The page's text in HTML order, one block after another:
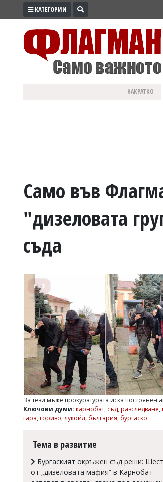
ПРОМО
ВОЙНАТА
РАЗСЛЕДВАНЕ
Управители:
Веселин
Василев,
v.vasilev@flagman.bg
Касабова,
k.kassabova@flagman.bg
Главен
редактор:
Колев,
Коментарите
КАТЕГОРИИ
НАКРАТКО
Само във
"дизеловата
съда
За тези мъже прокуратурата иска постоянен
Ключови думи: карнобат, съд, разследване,
гара, гориво, лукойл, българия, бургаско
Тема в развитие
Бургаският окръжен съд реши:
от „дизеловата мафия“ в Карнобат